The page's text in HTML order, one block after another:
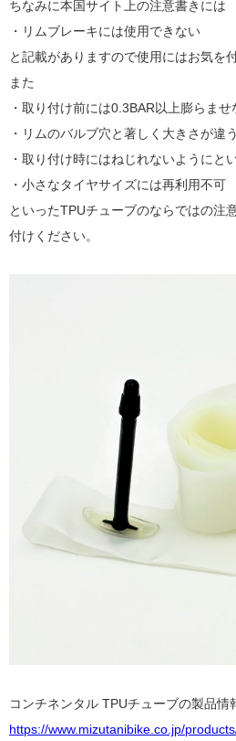
ちなみに本国サイト上の注意書きには
・リムブレーキには使用できない
と記載がありますので使用にはお気を
また
・取り付け前には0.3BAR以上膨らませ
・リムのバルブ穴と著しく大きさが違う
・取り付け時にはねじれないようにと
・小さなタイヤサイズには再利用不可
といったTPUチューブのならではの注
付けください。
コンチネンタル TPUチューブの製品情
https://www.mizutanibike.co.jp/